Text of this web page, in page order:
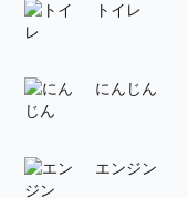
トイレ
にんじん
エンジン